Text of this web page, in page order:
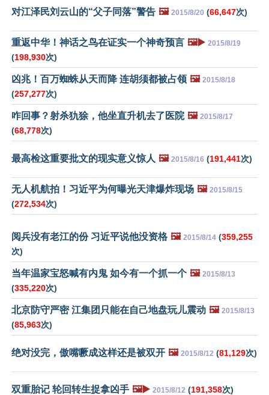
对江泽民刘云山的“父子同落”警告 🖼️ 2015/8/20 (66,647次)
重返中华！神话之鸟在证实一个神奇预言 🖼️▶️ 2015/8/19
(198,930次)
凶兆！百万蜘蛛从天而降 连胡须都被占领 🖼️ 2015/8/18
(257,277次)
咋回事？射杀犰狳，他坐直升机去了医院 🖼️ 2015/8/17
(68,778次)
最高检这重要批文的现实意义惊人 🖼️ 2015/8/16 (191,441次)
无人机航拍！习近平为何曝光天津爆炸现场 🖼️ 2015/8/15
(272,534次)
阅兵没有老江的份 习近平说他没资格 🖼️ 2015/8/14 (359,255
次)
当年温家宝怒喊有内鬼 如今有一个抓一个 🖼️ 2015/8/13
(335,220次)
北京防守严密 江集团只能在自己地盘玩儿震动 🖼️ 2015/8/13
(85,963次)
绝对没完，傲嘴噘成这样还是被双开 🖼️ 2015/8/12 (81,129次)
双重胎记 轮回转生捉拿凶手 🖼️▶️ 2015/8/12 (191,358次)